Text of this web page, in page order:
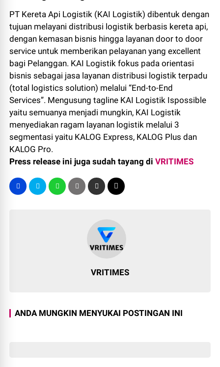
PT Kereta Api Logistik (KAI Logistik) dibentuk dengan
tujuan melayani distribusi logistik berbasis kereta api,
dengan kemasan bisnis hingga layanan door to door
service untuk memberikan pelayanan yang excellent
bagi Pelanggan. KAI Logistik fokus pada orientasi
bisnis sebagai jasa layanan distribusi logistik terpadu
(total logistics solution) melalui “End-to-End
Services”. Mengusung tagline KAI Logistik Ispossible
yaitu semuanya menjadi mungkin, KAI Logistik
menyediakan ragam layanan logistik melalui 3
segmentasi yaitu KALOG Express, KALOG Plus dan
KALOG Pro.
Press release ini juga sudah tayang diVRITIMES
VRITIMES
ANDA MUNGKIN MENYUKAI POSTINGAN INI